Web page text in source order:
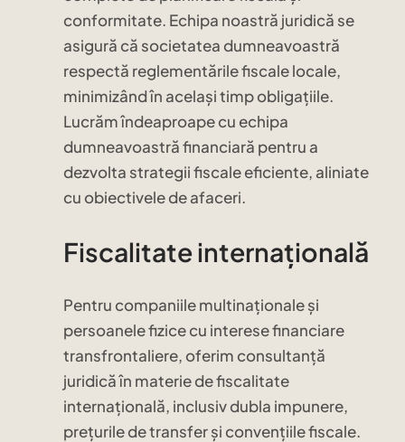
conformitate. Echipa noastră juridică se
asigură că societatea dumneavoastră
respectă reglementările fiscale locale,
minimizând în același timp obligațiile.
Lucrăm îndeaproape cu echipa
dumneavoastră financiară pentru a
dezvolta strategii fiscale eficiente, aliniate
cu obiectivele de afaceri.
Fiscalitate internațională
Pentru companiile multinaționale și
persoanele fizice cu interese financiare
transfrontaliere, oferim consultanță
juridică în materie de fiscalitate
internațională, inclusiv dubla impunere,
prețurile de transfer și convențiile fiscale.